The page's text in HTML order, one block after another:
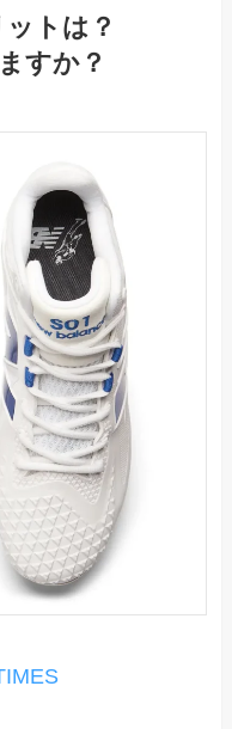
トは？
すか？